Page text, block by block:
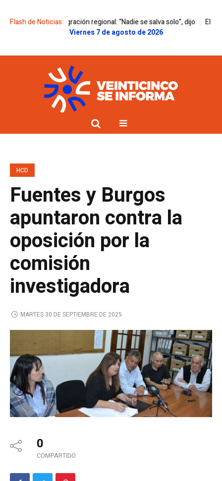
Flash de Noticias:
la integración regional: “Nadie se salva solo”, dijo
El Senado le
Viernes 7 de agosto de 2026
HCD
Fuentes y Burgos
apuntaron contra la
oposición por la
comisión
investigadora
MARTES 30 DE SEPTIEMBRE DE 2025
0
COMPARTIDO